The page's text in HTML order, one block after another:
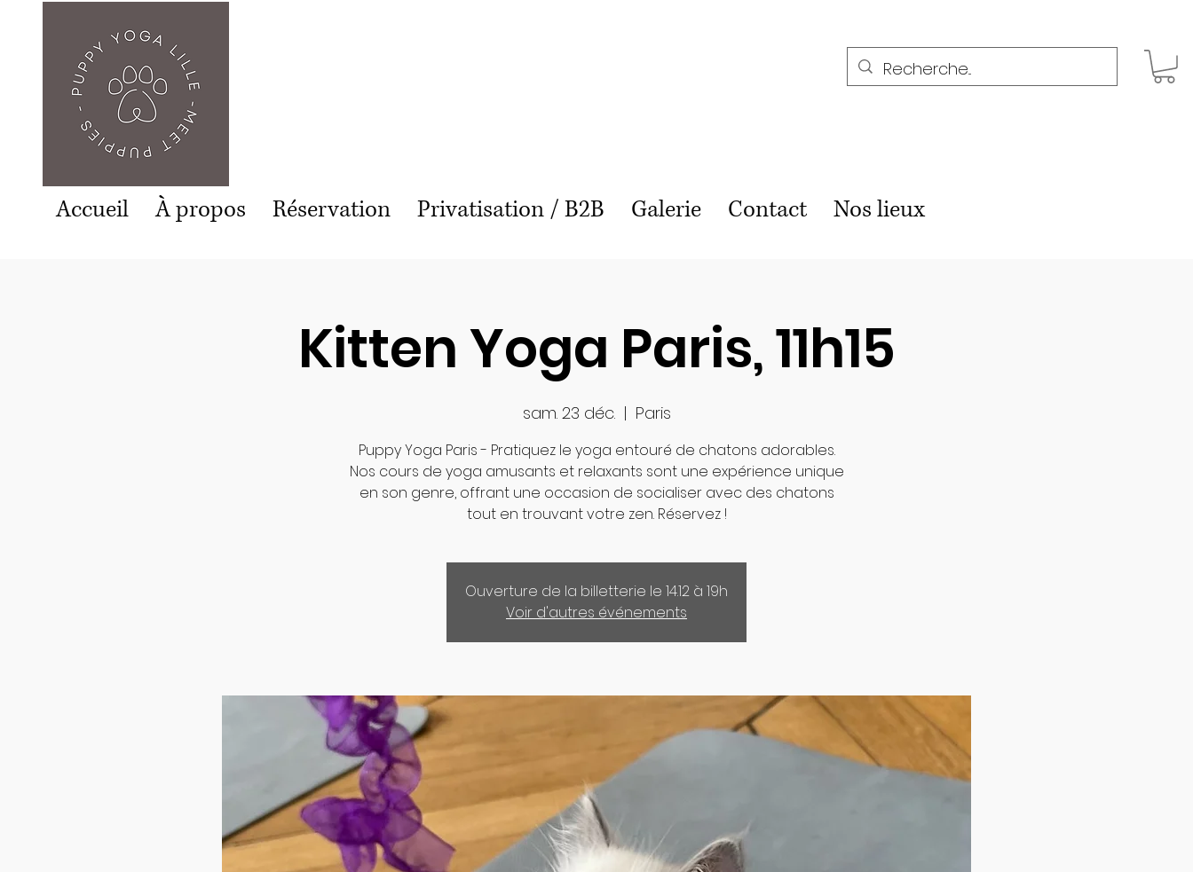
Accueil À propos Réservation Privatisation / B2B Galerie Contact Nos lieux
Kitten Yoga Paris, 11h15
sam. 23 déc.
  |
Paris
Puppy Yoga Paris - Pratiquez le yoga entouré de chatons adorables.
Nos cours de yoga amusants et relaxants sont une expérience unique
en son genre, offrant une occasion de socialiser avec des chatons
tout en trouvant votre zen. Réservez !
Ouverture de la billetterie le 14.12 à 19h
Voir d'autres événements